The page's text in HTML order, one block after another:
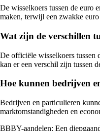
De wisselkoers tussen de euro
maken, terwijl een zwakke
Wat zijn de verschillen
De officiële wisselkoers tussen
kan er een verschil zijn tussen
Hoe kunnen bedrijven
Bedrijven en particulieren
marktomstandigheden en
BBBY-aandelen: Een